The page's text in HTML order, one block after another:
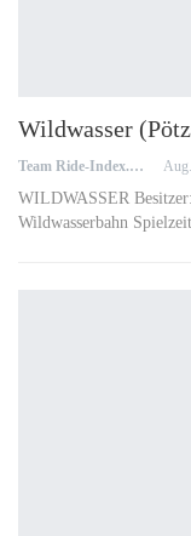
Wildwasser
Team Ride-Index.de
WILDWASSER
Wildwasserbahn